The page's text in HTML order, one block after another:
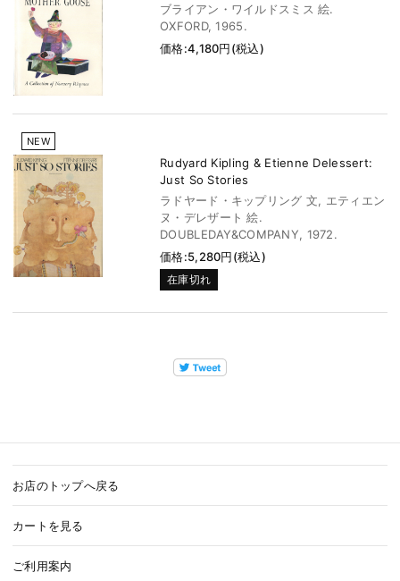
ブライアン・ワイルドスミス 絵.
OXFORD, 1965.
価格:4,180円(税込)
NEW
Rudyard Kipling & Etienne Delessert:
Just So Stories
ラドヤード・キップリング 文, エティエン
ヌ・デレザート 絵.
DOUBLEDAY&COMPANY, 1972.
価格:5,280円(税込)
在庫切れ
お店のトップへ戻る
カートを見る
ご利用案内